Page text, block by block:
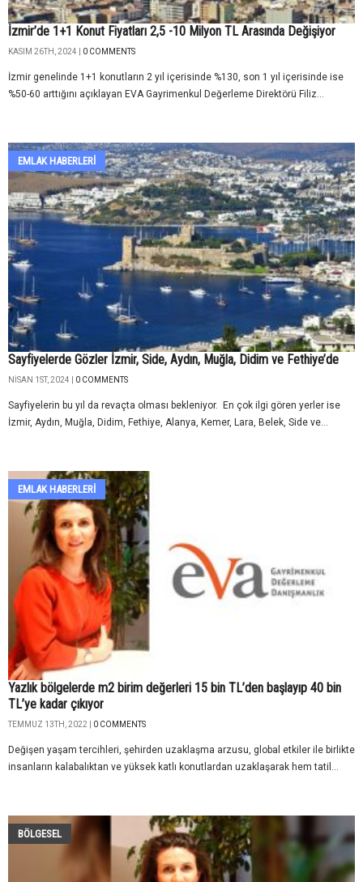
İzmir’de 1+1 Konut Fiyatları 2,5 -10 Milyon TL Arasında Değişiyor
KASIM 26TH, 2024 | 0 COMMENTS
İzmir genelinde 1+1 konutların 2 yıl içerisinde %130, son 1 yıl içerisinde ise
%50-60 arttığını açıklayan EVA Gayrimenkul Değerleme Direktörü Filiz...
EMLAK HABERLERI
Sayfiyelerde Gözler İzmir, Side, Aydın, Muğla, Didim ve Fethiye’de
NISAN 1ST, 2024 | 0 COMMENTS
Sayfiyelerin bu yıl da revaçta olması bekleniyor. En çok ilgi gören yerler ise
İzmir, Aydın, Muğla, Didim, Fethiye, Alanya, Kemer, Lara, Belek, Side ve...
EMLAK HABERLERI
Yazlık bölgelerde m2 birim değerleri 15 bin TL’den başlayıp 40 bin
TL’ye kadar çıkıyor
TEMMUZ 13TH, 2022 | 0 COMMENTS
Değişen yaşam tercihleri, şehirden uzaklaşma arzusu, global etkiler ile birlikte
insanların kalabalıktan ve yüksek katlı konutlardan uzaklaşarak hem tatil...
BÖLGESEL